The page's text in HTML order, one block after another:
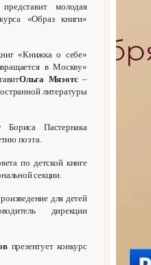
молодая
«Образ книги»
«Книжка о себе»
в Москву»
Ольга Мяэотс–
литературы
Бориса Пастернака
поэта.
по детской книге
секции.
для детей
дирекции
презентует конкурс